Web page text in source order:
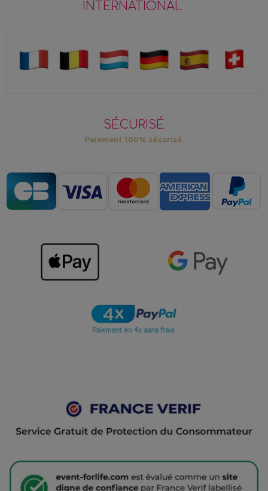
INTERNATIONAL
SÉCURISÉ
Paiement 100% sécurisé.